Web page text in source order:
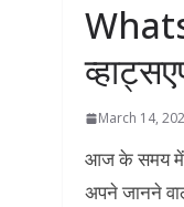
March 14,
आज के समय में
अपने जानने